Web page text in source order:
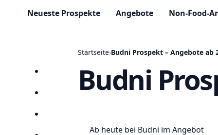
Neueste Prospekte Angebote Non-Food-
Startseite
Startseite›Budni Prospekt – Angebote ab
Budni
Ab heute bei Budni im Angebot